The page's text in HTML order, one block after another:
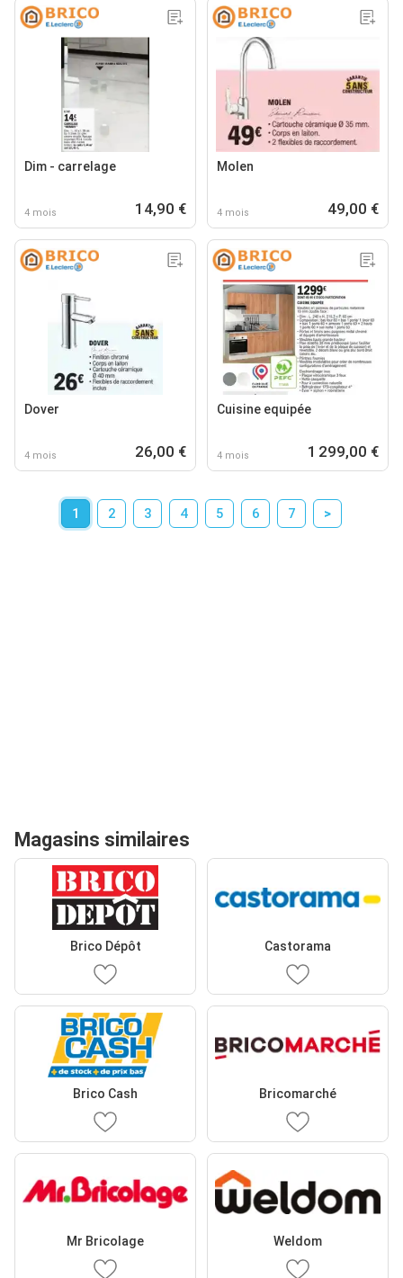
Dim - carrelage
4 mois 14,90 €
Molen
4 mois 49,00 €
Dover
4 mois 26,00 €
Cuisine equipée
4 mois 1 299,00 €
1 2 3 4 5 6 7 >
Magasins similaires
Brico Dépôt Castorama
Brico Cash Bricomarché
Mr Bricolage Weldom